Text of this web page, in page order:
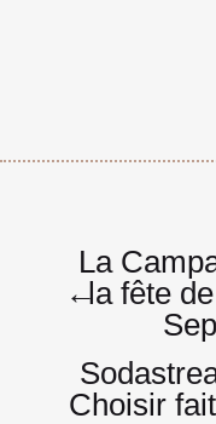
de
l’article
←
La
la fête
Choisir